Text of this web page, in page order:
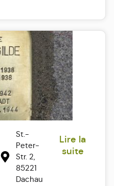
St.-
Peter-
Str. 2,
85221
Dachau
Lire la
suite